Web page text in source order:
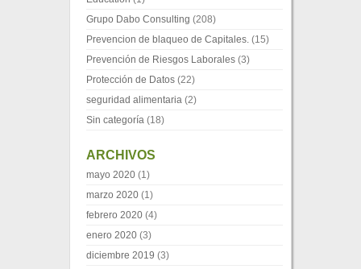
Grupo Dabo Consulting (208)
Prevencion de blaqueo de Capitales. (15)
Prevención de Riesgos Laborales (3)
Protección de Datos (22)
seguridad alimentaria (2)
Sin categoría (18)
ARCHIVOS
mayo 2020 (1)
marzo 2020 (1)
febrero 2020 (4)
enero 2020 (3)
diciembre 2019 (3)